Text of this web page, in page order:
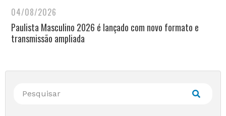
04/08/2026
Paulista Masculino 2026 é lançado com novo formato e
transmissão ampliada